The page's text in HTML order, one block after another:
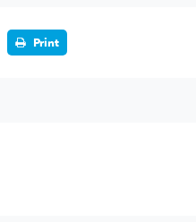
Print